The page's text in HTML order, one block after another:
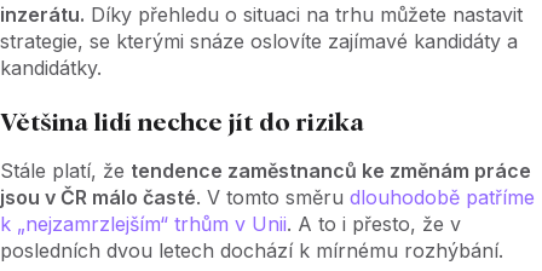
inzerátu. Díky přehledu o situaci na trhu můžete nastavit
strategie, se kterými snáze oslovíte zajímavé kandidáty a
kandidátky.
Většina lidí nechce jít do rizika
Stále platí, že tendence zaměstnanců ke změnám práce
jsou v ČR málo časté. V tomto směru dlouhodobě patříme
k „nejzamrzlejším“ trhům v Unii. A to i přesto, že v
posledních dvou letech dochází k mírnému rozhýbání.